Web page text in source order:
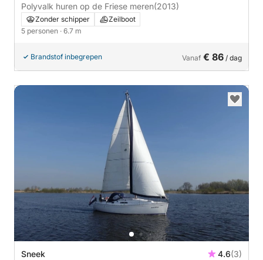
Polyvalk huren op de Friese meren(2013)
Zonder schipper
Zeilboot
5 personen · 6.7 m
Brandstof inbegrepen Vanaf € 86 / dag
Sneek 4.6(3)